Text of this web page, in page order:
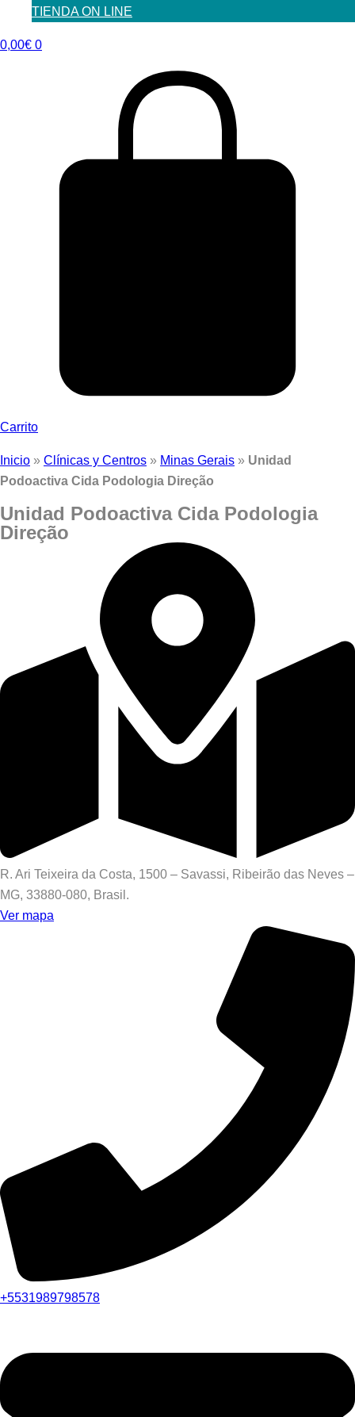
TIENDA ON LINE
0,00€ 0
Carrito
Inicio » Clínicas y Centros » Minas Gerais » Unidad
Podoactiva Cida Podologia Direção
Unidad Podoactiva Cida Podologia
Direção
R. Ari Teixeira da Costa, 1500 – Savassi, Ribeirão das Neves –
MG, 33880-080, Brasil.
Ver mapa
+5531989798578